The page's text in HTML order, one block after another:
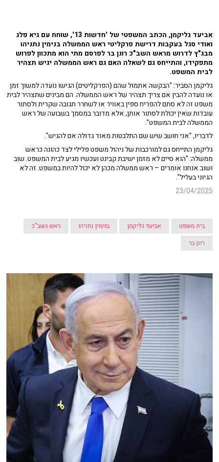
אביעד גליקמן, הכתב המשפטי של 'חדשות 13', שוחח עם גיא פלג
ואודי סגל בעקבות דרישת פרקליטי ראש הממשלה בנימין נתניהו
מבג"ץ לדרוש מראש השב"כ רונן בר לפרסם מתי הוא מתכוון לפרוש
מתפקידו, והתייחס גם לשאלה האם גם ראש הממשלה יגיש תצהיר
לבית המשפט.
גליקמן הסביר: "הבקשה אתמול שהם (הפרקליטים) הגישו נועדה למשוך זמן
או נועדה להבין אם צריך תצהיר של ראש הממשלה. הם מבינים שתצהיר לבית
משפט זה לא סתם להפריח ספין באוויר או לשחרר תגובה שקרית ולסתור
עובדות שאין יכולת לסתור אותן, אלא מדובר במסמך בשבועה של ראש
הממשלה לבית המשפט".
לדבריו, "אני חושב שיש שם התלבטות מאוד גדולה אם להגיש".
גליקמן התייחס גם למורכבות של ניהול משפט פלילי לצד כהונה כראש
ממשלה: "הוא סיים לא מזמן ישיבת קבינט ועכשיו מגיע לבית המשפט. שוב
ושוב אנחנו אומרים – ראש ממשלה מכהן לא יכול להיות במשפט. זה לא
הגיוני בעליל".
23/04/2025
בית משפט אביעד גליקמן בנימין נתניהו
ראש השב"כ
רונן בר